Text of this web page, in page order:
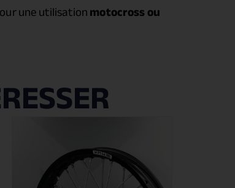
une utilisationmotocross ou